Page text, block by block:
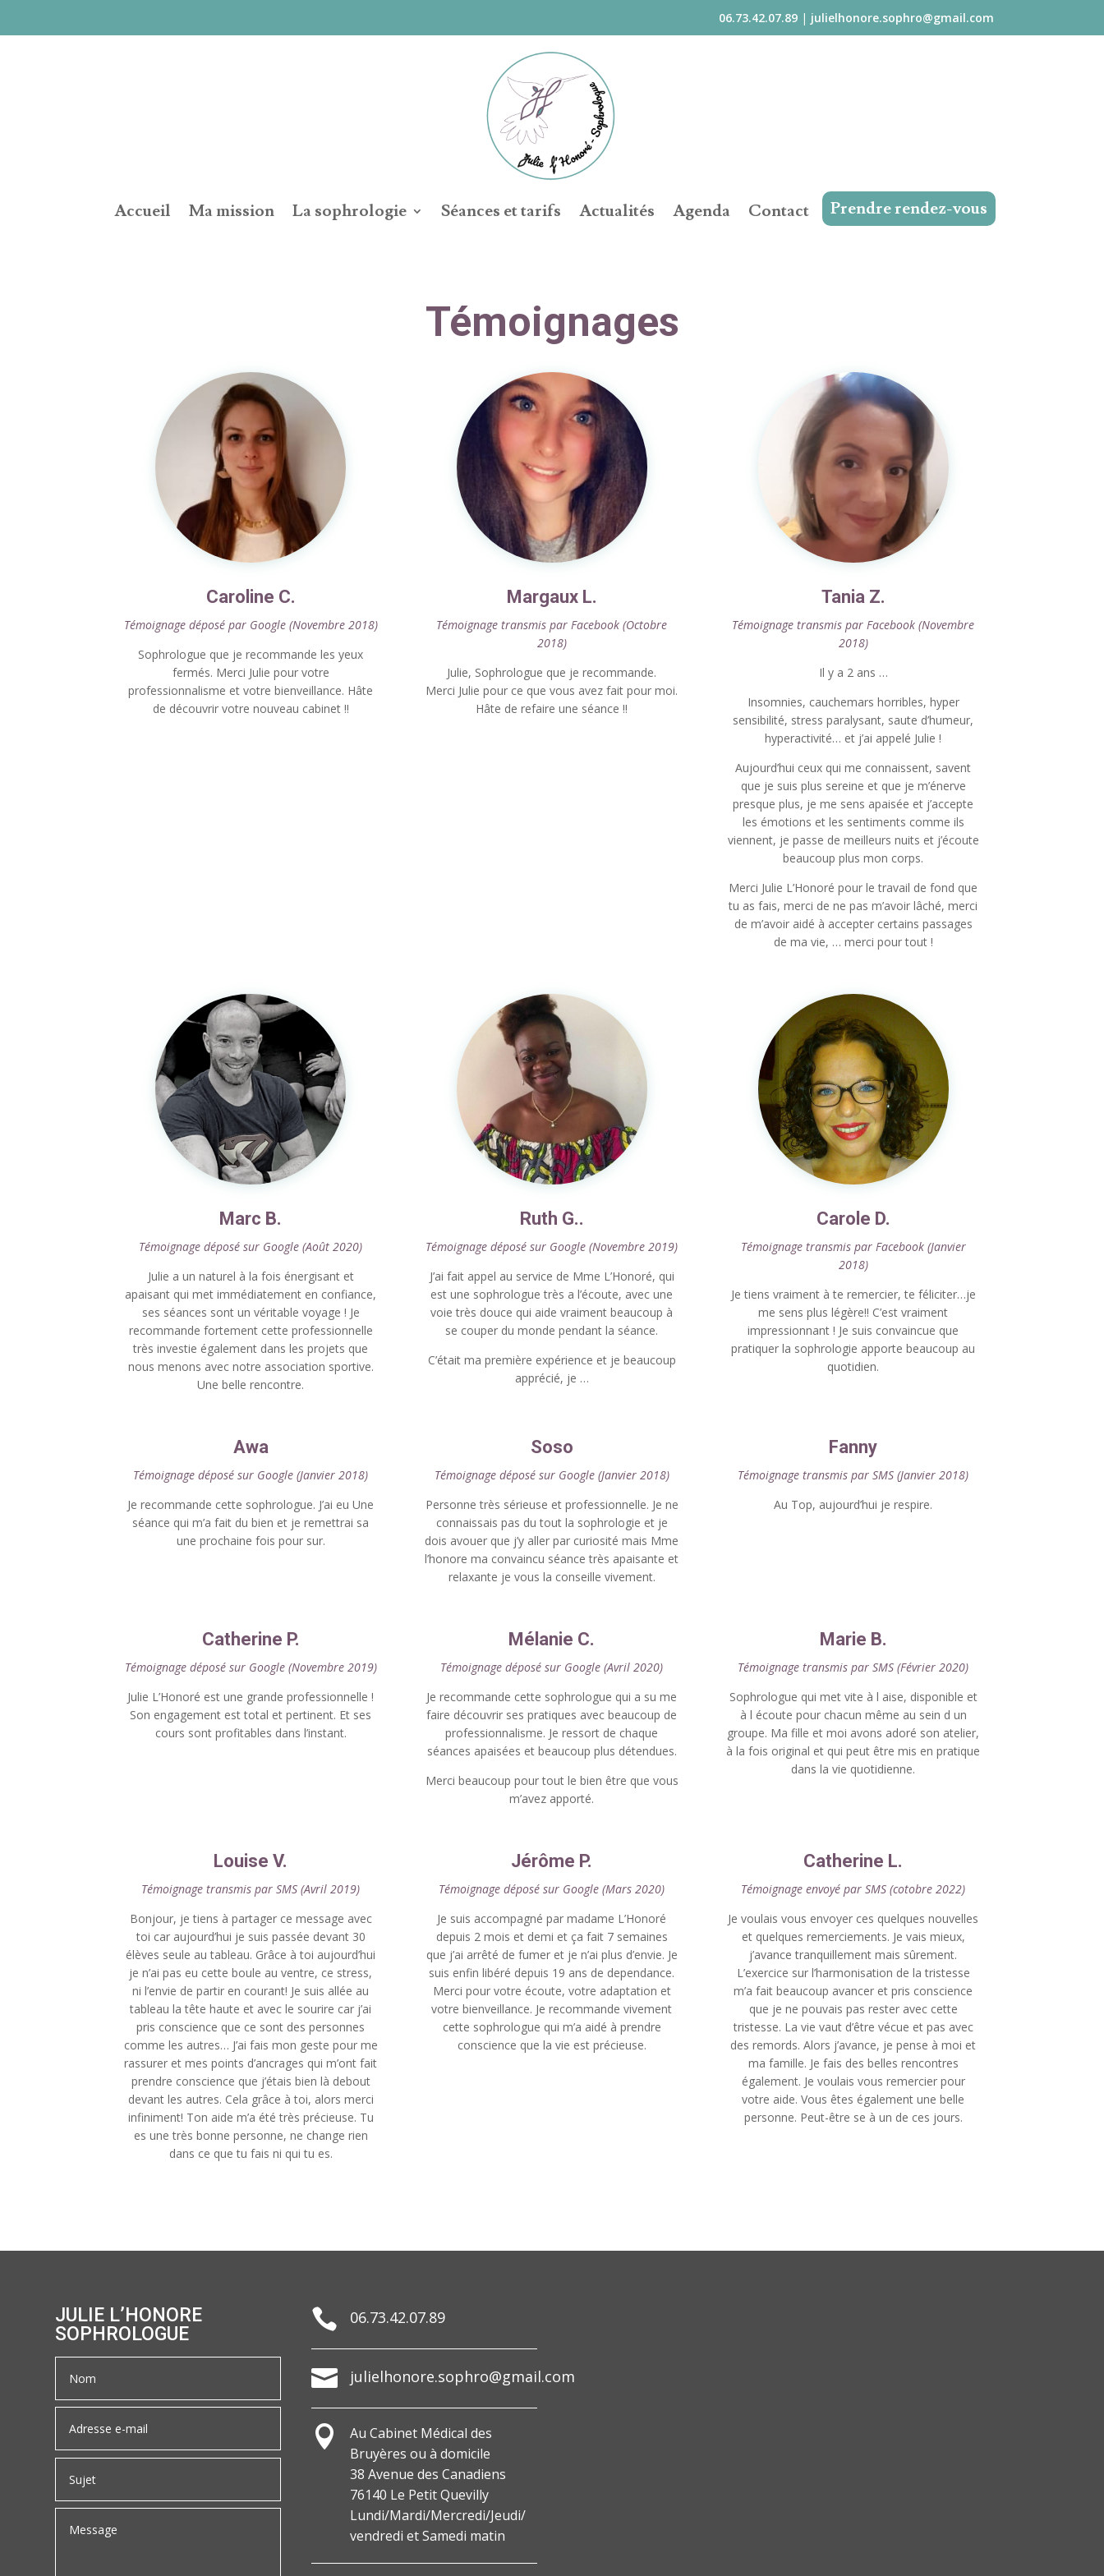
06.73.42.07.89| julielhonore.sophro@gmail.com
Accueil Ma mission La sophrologie Séances et tarifs Actualités Agenda Contact Prendre rendez-vous
Témoignages
Caroline C.
Témoignage déposé par Google (Novembre 2018)
Sophrologue que je recommande les yeux
fermés. Merci Julie pour votre
professionnalisme et votre bienveillance. Hâte
de découvrir votre nouveau cabinet !!
Margaux L.
Témoignage transmis par Facebook (Octobre
2018)
Julie, Sophrologue que je recommande.
Merci Julie pour ce que vous avez fait pour moi.
Hâte de refaire une séance !!
Tania Z.
Témoignage transmis par Facebook (Novembre
2018)
Il y a 2 ans …
Insomnies, cauchemars horribles, hyper
sensibilité, stress paralysant, saute d’humeur,
hyperactivité… et j’ai appelé Julie !
Aujourd’hui ceux qui me connaissent, savent
que je suis plus sereine et que je m’énerve
presque plus, je me sens apaisée et j’accepte
les émotions et les sentiments comme ils
viennent, je passe de meilleurs nuits et j’écoute
beaucoup plus mon corps.
Merci Julie L’Honoré pour le travail de fond que
tu as fais, merci de ne pas m’avoir lâché, merci
de m’avoir aidé à accepter certains passages
de ma vie, … merci pour tout !
Marc B.
Témoignage déposé sur Google (Août 2020)
Julie a un naturel à la fois énergisant et
apaisant qui met immédiatement en confiance,
ses séances sont un véritable voyage ! Je
recommande fortement cette professionnelle
très investie également dans les projets que
nous menons avec notre association sportive.
Une belle rencontre.
Ruth G..
Témoignage déposé sur Google (Novembre 2019)
J’ai fait appel au service de Mme L’Honoré, qui
est une sophrologue très a l’écoute, avec une
voie très douce qui aide vraiment beaucoup à
se couper du monde pendant la séance.
C’était ma première expérience et je beaucoup
apprécié, je …
Carole D.
Témoignage transmis par Facebook (Janvier
2018)
Je tiens vraiment à te remercier, te féliciter…je
me sens plus légère!! C’est vraiment
impressionnant ! Je suis convaincue que
pratiquer la sophrologie apporte beaucoup au
quotidien.
Awa
Témoignage déposé sur Google (Janvier 2018)
Je recommande cette sophrologue. J’ai eu Une
séance qui m’a fait du bien et je remettrai sa
une prochaine fois pour sur.
Soso
Témoignage déposé sur Google (Janvier 2018)
Personne très sérieuse et professionnelle. Je ne
connaissais pas du tout la sophrologie et je
dois avouer que j’y aller par curiosité mais Mme
l’honore ma convaincu séance très apaisante et
relaxante je vous la conseille vivement.
Fanny
Témoignage transmis par SMS (Janvier 2018)
Au Top, aujourd’hui je respire.
Catherine P.
Témoignage déposé sur Google (Novembre 2019)
Julie L’Honoré est une grande professionnelle !
Son engagement est total et pertinent. Et ses
cours sont profitables dans l’instant.
Mélanie C.
Témoignage déposé sur Google (Avril 2020)
Je recommande cette sophrologue qui a su me
faire découvrir ses pratiques avec beaucoup de
professionnalisme. Je ressort de chaque
séances apaisées et beaucoup plus détendues.
Merci beaucoup pour tout le bien être que vous
m’avez apporté.
Marie B.
Témoignage transmis par SMS (Février 2020)
Sophrologue qui met vite à l aise, disponible et
à l écoute pour chacun même au sein d un
groupe. Ma fille et moi avons adoré son atelier,
à la fois original et qui peut être mis en pratique
dans la vie quotidienne.
Louise V.
Témoignage transmis par SMS (Avril 2019)
Bonjour, je tiens à partager ce message avec
toi car aujourd’hui je suis passée devant 30
élèves seule au tableau. Grâce à toi aujourd’hui
je n’ai pas eu cette boule au ventre, ce stress,
ni l’envie de partir en courant! Je suis allée au
tableau la tête haute et avec le sourire car j’ai
pris conscience que ce sont des personnes
comme les autres… J’ai fais mon geste pour me
rassurer et mes points d’ancrages qui m’ont fait
prendre conscience que j’étais bien là debout
devant les autres. Cela grâce à toi, alors merci
infiniment! Ton aide m’a été très précieuse. Tu
es une très bonne personne, ne change rien
dans ce que tu fais ni qui tu es.
Jérôme P.
Témoignage déposé sur Google (Mars 2020)
Je suis accompagné par madame L’Honoré
depuis 2 mois et demi et ça fait 7 semaines
que j’ai arrêté de fumer et je n’ai plus d’envie. Je
suis enfin libéré depuis 19 ans de dependance.
Merci pour votre écoute, votre adaptation et
votre bienveillance. Je recommande vivement
cette sophrologue qui m’a aidé à prendre
conscience que la vie est précieuse.
Catherine L.
Témoignage envoyé par SMS (cotobre 2022)
Je voulais vous envoyer ces quelques nouvelles
et quelques remerciements. Je vais mieux,
j’avance tranquillement mais sûrement.
L’exercice sur l’harmonisation de la tristesse
m’a fait beaucoup avancer et pris conscience
que je ne pouvais pas rester avec cette
tristesse. La vie vaut d’être vécue et pas avec
des remords. Alors j’avance, je pense à moi et
ma famille. Je fais des belles rencontres
également. Je voulais vous remercier pour
votre aide. Vous êtes également une belle
personne. Peut-être se à un de ces jours.
JULIE L’HONORE
SOPHROLOGUE
 06.73.42.07.89
 julielhonore.sophro@gmail.com

Au Cabinet Médical des
Bruyères ou à domicile
38 Avenue des Canadiens
76140 Le Petit Quevilly
Lundi/Mardi/Mercredi/Jeudi/
vendredi et Samedi matin